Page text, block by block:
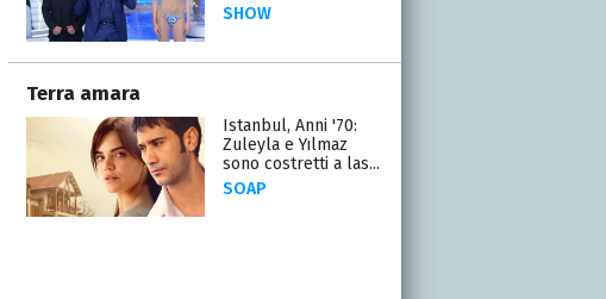
SHOW
Terra amara
Istanbul, Anni '70:
Zuleyla e Yılmaz
sono costretti a las...
SOAP